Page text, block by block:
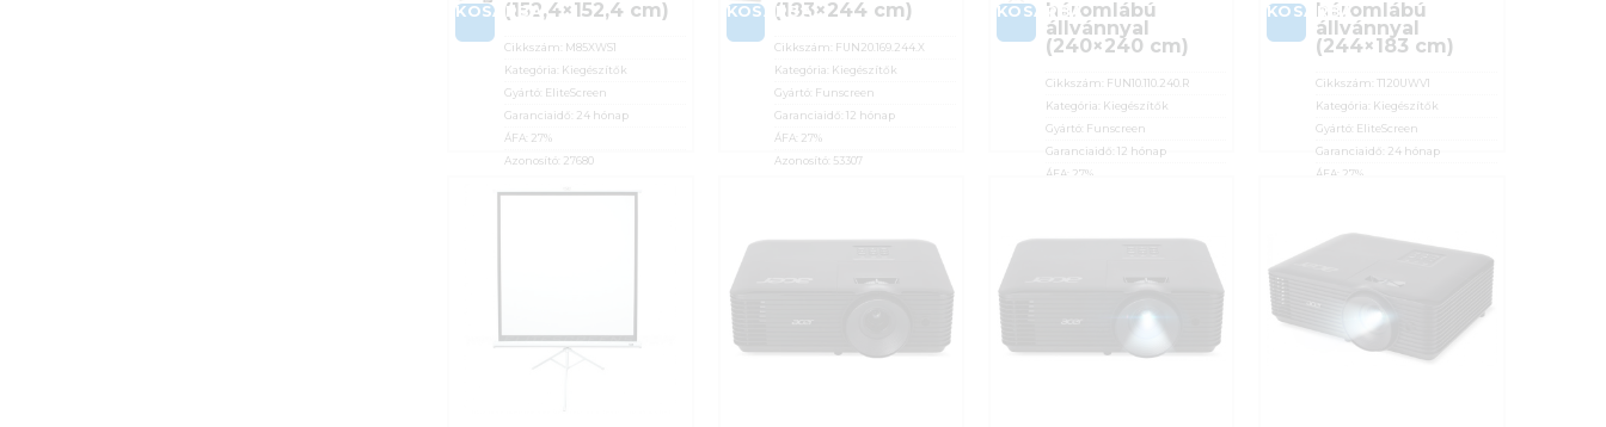
KOSÁRBA(152,4×152,4 cm)
Cikkszám: M85XWS1
Kategória: Kiegészítők
Gyártó: EliteScreen
Garanciaidő: 24 hónap
ÁFA: 27%
Azonosító: 27680
43 790Ft
KOSÁRBA(183×244 cm)
Cikkszám: FUN20.169.244.X
Kategória: Kiegészítők
Gyártó: Funscreen
Garanciaidő:12 hónap
ÁFA: 27%
Azonosító: 53307
KOSÁRBAháromlábú
állvánnyal
(240×240 cm)
Cikkszám: FUN10.110.240.R
Kategória: Kiegészítők
Gyártó: Funscreen
Garanciaidő: 12 hónap
ÁFA: 27%
KOSÁRBAháromlábú
állvánnyal
(244×183 cm)
Cikkszám: T120UWV1
Kategória: Kiegészítők
Gyártó: EliteScreen
Garanciaidő: 24 hónap
ÁFA: 27%
79 800